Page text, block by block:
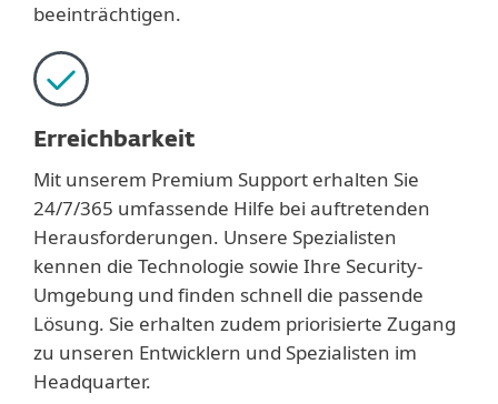
beeinträchtigen.
Erreichbarkeit
Mit unserem Premium Support erhalten Sie
24/7/365 umfassende Hilfe bei auftretenden
Herausforderungen. Unsere Spezialisten
kennen die Technologie sowie Ihre Security-
Umgebung und finden schnell die passende
Lösung. Sie erhalten zudem priorisierte Zugang
zu unseren Entwicklern und Spezialisten im
Headquarter.